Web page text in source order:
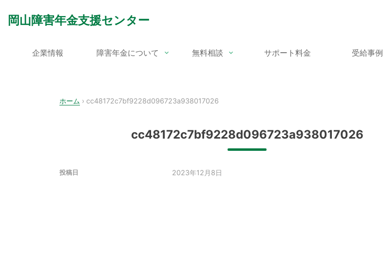
content
岡山障害年金支援センター
企業情報 障害年金について 無料相談 サポート料金 受給事例
ホーム › cc48172c7bf9228d096723a938017026
cc48172c7bf9228d096723a938017026
投稿日 2023年12月8日